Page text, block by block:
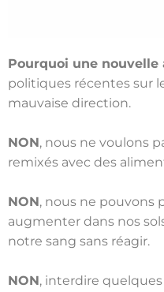
Pourquoi une nouvelle
politiques récentes sur
mauvaise direction.
NON, nous ne voulons
remixés avec des
NON, nous ne pouvons
augmenter dans nos
notre sang sans réagir.
NON, interdire quelques